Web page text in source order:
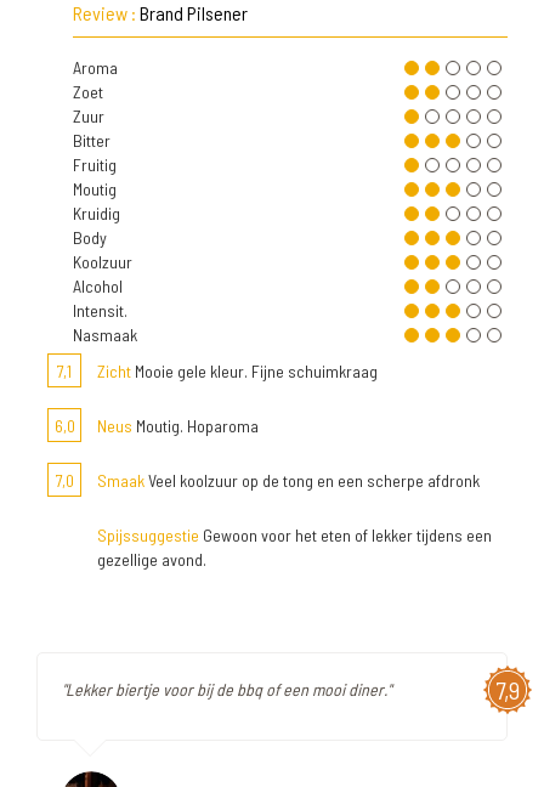
Review : Brand Pilsener
Aroma
Zoet
Zuur
Bitter
Fruitig
Moutig
Kruidig
Body
Koolzuur
Alcohol
Intensit.
Nasmaak
7,1
Zicht Mooie gele kleur. Fijne schuimkraag
6,0 Neus Moutig. Hoparoma
7,0 SmaakVeel koolzuur op de tong en een scherpe afdronk
Spijssuggestie Gewoon voor het eten of lekker tijdens een
gezellige avond.
7,9
"Lekker biertje voor bij de bbq of een mooi diner."